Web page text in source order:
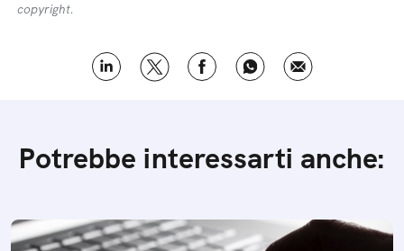
copyright.
Potrebbe interessarti anche: